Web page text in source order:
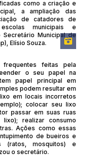
como a criação e
a ampliação das
de catadores de
municipais e
Municipal de
Elísio Souza.
feitas pela
o seu papel na
papel principal em
podem resultar em
em locais incorretos
colocar seu lixo
passar em suas ruas
realizar consumo
Ações como essas
de bueiros e
(ratos, mosquitos) e
o secretário.